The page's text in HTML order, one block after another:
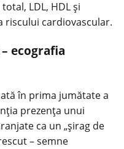
LDL, HDL şi
cardiovascular.
ecografia
în prima jumătate a
prezenţa unui
ca un „şirag de
– semne